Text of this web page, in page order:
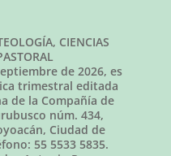
CIENCIAS
de 2026, es
trimestral editada
de la Compañía de
núm. 434,
Ciudad de
55 5533 5835.